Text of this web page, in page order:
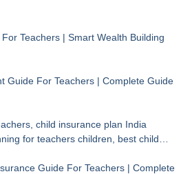
Teachers | Smart Wealth Building
Guide For Teachers | Complete Guide
child insurance plan India
for teachers children, best child
Guide For Teachers | Complete